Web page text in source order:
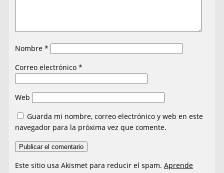
Nombre*
Correo electrónico*
Web
Guarda mi nombre, correo electrónico y web en este
navegador para la próxima vez que comente.
Este sitio usa Akismet para reducir el spam.Aprende